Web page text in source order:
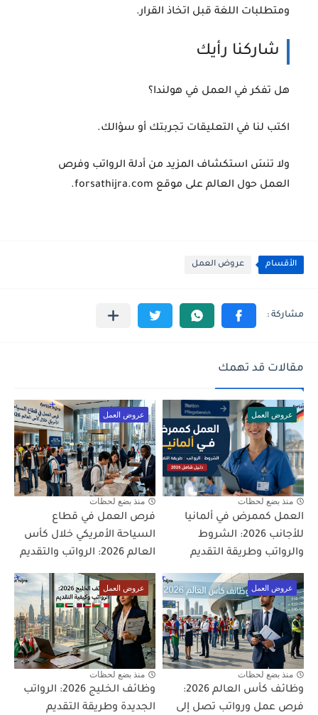
ومتطلبات اللغة قبل اتخاذ القرار.
شاركنا رأيك
هل تفكر في العمل في هولندا؟
اكتب لنا في التعليقات تجربتك أو سؤالك.
ولا تنسَ استكشاف المزيد من أدلة الرواتب وفرص
العمل حول العالم على موقع forsathijra.com
.
الأقسام عروض العمل
مقالات قد تهمك
عروض العمل
منذ بضع لحظات
العمل كممرض في ألمانيا
للأجانب 2026: الشروط
والرواتب وطريقة التقديم
عروض العمل
منذ بضع لحظات
فرص العمل في قطاع
السياحة الأمريكي خلال كأس
العالم 2026: الرواتب والتقديم
عروض العمل
منذ بضع لحظات
وظائف كأس العالم 2026:
فرص عمل ورواتب تصل إلى
عروض العمل
منذ بضع لحظات
وظائف الخليج 2026: الرواتب
الجديدة وطريقة التقديم